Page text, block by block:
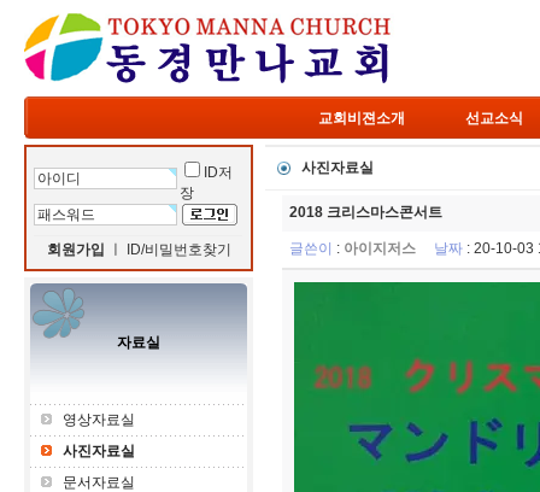
교회비젼소개 선교소식
ID저
장
회원가입 ID/비밀번호찾기
자료실
영상자료실
사진자료실
문서자료실
사진자료실
2018 크리스마스콘서트
글쓴이 : 아이지저스 날짜: 20-10-